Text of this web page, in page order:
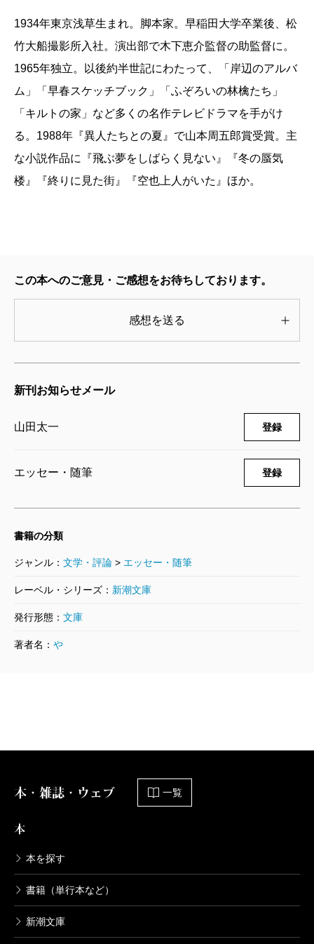
1934年東京浅草生まれ。脚本家。早稲田大学卒業後、松
竹大船撮影所入社。演出部で木下恵介監督の助監督に。
1965年独立。以後約半世記にわたって、「岸辺のアルバ
ム」「早春スケッチブック」「ふぞろいの林檎たち」
「キルトの家」など多くの名作テレビドラマを手がけ
る。1988年『異人たちとの夏』で山本周五郎賞受賞。主
な小説作品に『飛ぶ夢をしばらく見ない』『冬の蜃気
楼』『終りに見た街』『空也上人がいた』ほか。
この本へのご意見・ご感想をお待ちしております。
感想を送る
新刊お知らせメール
山田太一 登録
エッセー・随筆 登録
書籍の分類
ジャンル： 文学・評論 > エッセー・随筆
レーベル・シリーズ： 新潮文庫
発行形態： 文庫
著者名： や
本・雑誌・ウェブ 一覧
本
本を探す
書籍（単行本など）
新潮文庫